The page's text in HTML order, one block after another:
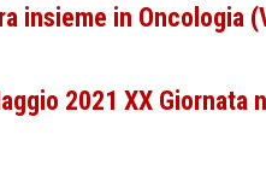
insieme in Oncologia
2021 XX Giornata